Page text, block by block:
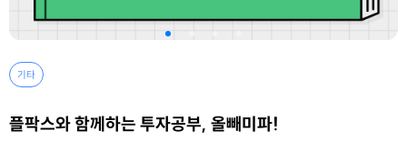
기타
플팍스와 함께하는 투자공부, 올빼미파!